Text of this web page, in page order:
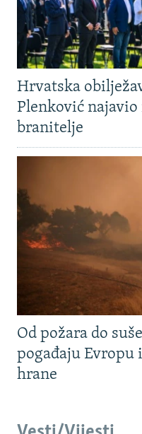
Hrvatska
Plenković najavio
branitelje
Od požara do
pogađaju
hrane